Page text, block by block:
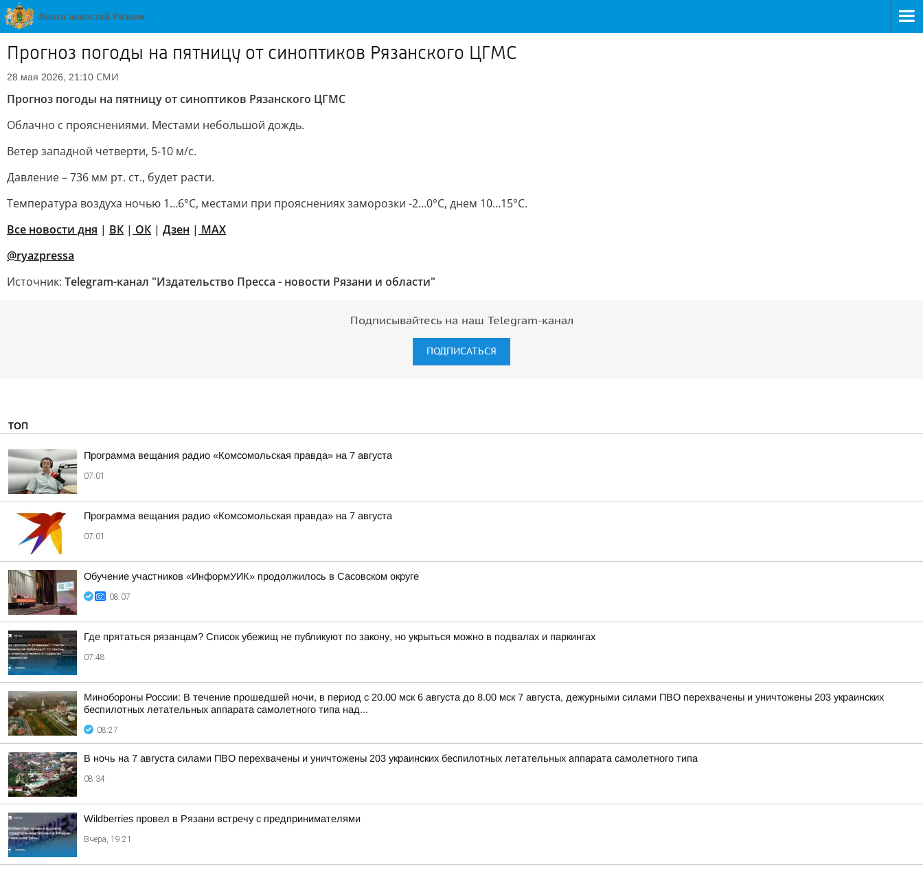
Прогноз погоды на пятницу от синоптиков Рязанского ЦГМС
28 мая 2026, 21:10 СМИ
Прогноз погоды на пятницу от синоптиков Рязанского ЦГМС
Облачно с прояснениями. Местами небольшой дождь.
Ветер западной четверти, 5-10 м/с.
Давление – 736 мм рт. ст., будет расти.
Температура воздуха ночью 1…6°С, местами при прояснениях заморозки -2…0°С, днем 10…15°С.
Все новости дня | ВК | ОК | Дзен | MAX
@ryazpressa
Источник: Telegram-канал "Издательство Пресса - новости Рязани и области"
Подписывайтесь на наш Telegram-канал
ПОДПИСАТЬСЯ
ТОП
Программа вещания радио «Комсомольская правда» на 7 августа
07:01
Программа вещания радио «Комсомольская правда» на 7 августа
07:01
Обучение участников «ИнформУИК» продолжилось в Сасовском округе
08:07
Где прятаться рязанцам? Список убежищ не публикуют по закону, но укрыться можно в подвалах и паркингах
07:48
Минобороны России: В течение прошедшей ночи, в период с 20.00 мск 6 августа до 8.00 мск 7 августа, дежурными силами ПВО перехвачены и уничтожены 203 украинских
беспилотных летательных аппарата самолетного типа над...
08:27
В ночь на 7 августа силами ПВО перехвачены и уничтожены 203 украинских беспилотных летательных аппарата самолетного типа
08:34
Wildberries провел в Рязани встречу с предпринимателями
Вчера, 19:21